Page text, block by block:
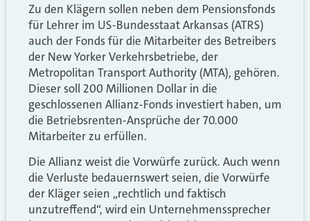
Zu den Klägern sollen neben dem Pensionsfonds
für Lehrer im US-Bundesstaat Arkansas (ATRS)
auch der Fonds für die Mitarbeiter des Betreibers
der New Yorker Verkehrsbetriebe, der
Metropolitan Transport Authority (MTA), gehören.
Dieser soll 200 Millionen Dollar in die
geschlossenen Allianz-Fonds investiert haben, um
die Betriebsrenten-Ansprüche der 70.000
Mitarbeiter zu erfüllen.
Die Allianz weist die Vorwürfe zurück. Auch wenn
die Verluste bedauernswert seien, die Vorwürfe
der Kläger seien „rechtlich und faktisch
unzutreffend“, wird ein Unternehmenssprecher